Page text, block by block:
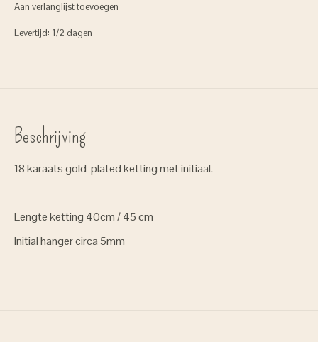
Aan verlanglijst toevoegen
Levertijd: 1/2 dagen
Beschrijving
18 karaats gold-plated ketting met initiaal.
Lengte ketting 40cm / 45 cm
Initial hanger circa 5mm